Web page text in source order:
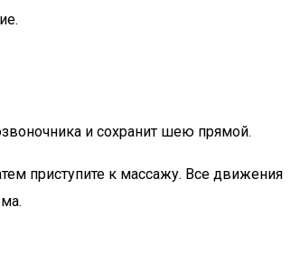
и сохранит шею прямой.
приступите к массажу. Все движения